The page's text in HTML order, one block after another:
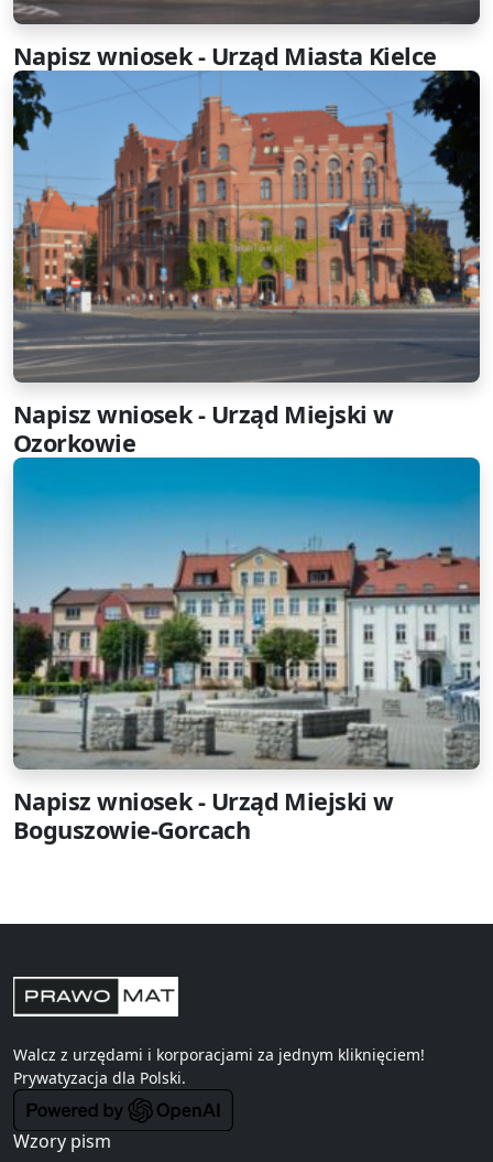
Napisz wniosek - Urząd Miasta Kielce
Napisz wniosek - Urząd Miejski w
Ozorkowie
Napisz wniosek - Urząd Miejski w
Boguszowie-Gorcach
Walcz z urzędami i korporacjami za jednym kliknięciem!
Prywatyzacja dla Polski.
Wzory pism